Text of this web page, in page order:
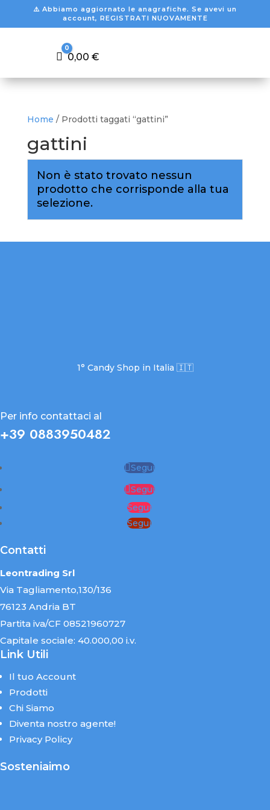
⚠️ Abbiamo aggiornato le anagrafiche. Se avevi un
account, REGISTRATI NUOVAMENTE
Carrello
0
0,00 €
Home / Prodotti taggati “gattini”
gattini
Non è stato trovato nessun
prodotto che corrisponde alla tua
selezione.
1° Candy Shop in Italia 🇮🇹
Per info contattaci al
+39 0883950482
Segui
Segui
Segui
Segui
Contatti
Leontrading Srl
Via Tagliamento,130/136
76123 Andria BT
Partita iva/CF 08521960727
Capitale sociale: 40.000,00 i.v.
Link Utili
Il tuo Account
Prodotti
Chi Siamo
Diventa nostro agente!
Privacy Policy
Sosteniaimo